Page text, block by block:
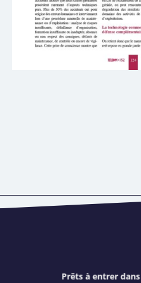
Prêts à entrer dans